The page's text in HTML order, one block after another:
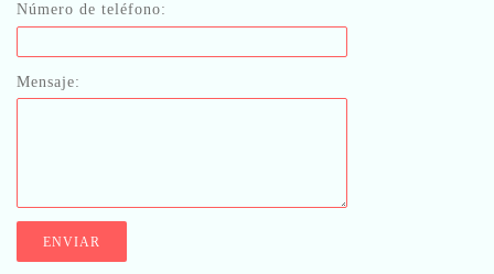
Número de teléfono:
Mensaje: